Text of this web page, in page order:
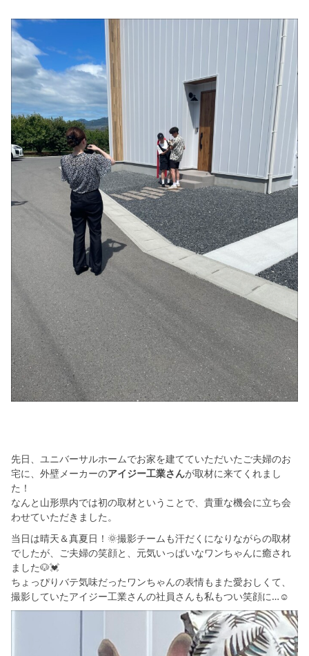
キャンペーン・ コラボ情報
家づくりの知識
企業情報
お問い合わせ
先日、ユニバーサルホームでお家を建てていただいたご夫婦のお
宅に、外壁メーカーのアイジー工業さんが取材に来てくれまし
た！
なんと山形県内では初の取材ということで、貴重な機会に立ち会
わせていただきました。
当日は晴天＆真夏日！🌞撮影チームも汗だくになりながらの取材
でしたが、ご夫婦の笑顔と、元気いっぱいなワンちゃんに癒され
ました🐶💓
ちょっぴりバテ気味だったワンちゃんの表情もまた愛おしくて、
撮影していたアイジー工業さんの社員さんも私もつい笑顔に…☺️